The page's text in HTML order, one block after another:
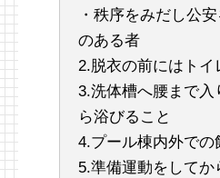
・秩序をみだし公
のある者
2.脱衣の前にはトイ
3.洗体槽へ腰まで
ら浴びること
4.プール棟内外での
5.準備運動をしてか